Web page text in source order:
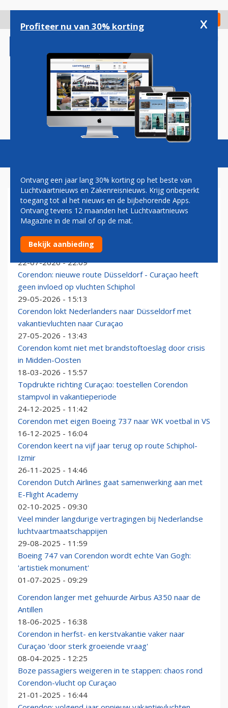
gaan
Check in
Magazine Podcasts Vacatures
CORENDON DUTCH AIRLINES
Corendon serveert vanaf nu Starbucks-koffie aan
boord
22-07-2026 - 22:09
Corendon: nieuwe route Düsseldorf - Curaçao heeft
geen invloed op vluchten Schiphol
29-05-2026 - 15:13
Corendon lokt Nederlanders naar Düsseldorf met
vakantievluchten naar Curaçao
27-05-2026 - 13:43
Corendon komt niet met brandstoftoeslag door crisis
in Midden-Oosten
18-03-2026 - 15:57
Topdrukte richting Curaçao: toestellen Corendon
stampvol in vakantieperiode
24-12-2025 - 11:42
Corendon met eigen Boeing 737 naar WK voetbal in VS
16-12-2025 - 16:04
Corendon keert na vijf jaar terug op route Schiphol-
Izmir
26-11-2025 - 14:46
Corendon Dutch Airlines gaat samenwerking aan met
E-Flight Academy
02-10-2025 - 09:30
Veel minder langdurige vertragingen bij Nederlandse
luchtvaartmaatschappijen
29-08-2025 - 11:59
Boeing 747 van Corendon wordt echte Van Gogh:
'artistiek monument'
01-07-2025 - 09:29
Corendon langer met gehuurde Airbus A350 naar de
Antillen
18-06-2025 - 16:38
Corendon in herfst- en kerstvakantie vaker naar
Curaçao 'door sterk groeiende vraag'
08-04-2025 - 12:25
Boze passagiers weigeren in te stappen: chaos rond
Corendon-vlucht op Curaçao
21-01-2025 - 16:44
Profiteer nu van 30% korting x
Ontvang een jaar lang 30% korting op het beste van
Luchtvaartnieuws en Zakenreisnieuws. Krijg onbeperkt
toegang tot al het nieuws en de bijbehorende Apps.
Ontvang tevens 12 maanden het Luchtvaartnieuws
Magazine in de mail of op de mat.
Bekijk aanbieding